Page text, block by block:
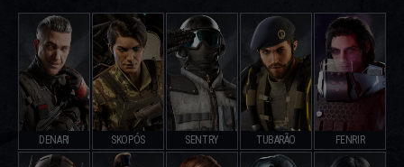
DENARI SKOPÓS SENTRY TUBARÃO FENRIR